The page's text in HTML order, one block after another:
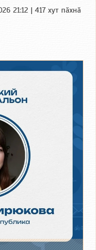
21:12 | 417 хут пӑхнӑ